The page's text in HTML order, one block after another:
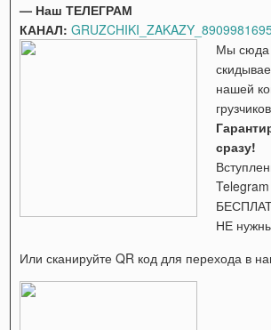
— Наш ТЕЛЕГРАМ
КАНАЛ:
Мы сюда
нашей
сразу!
НЕ
Или сканируйте QR код для перехода в